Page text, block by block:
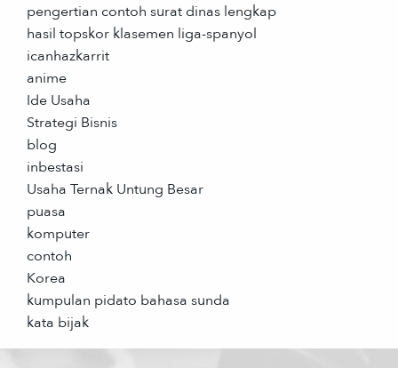
pengertian contoh surat dinas lengkap
hasil topskor klasemen liga-spanyol
icanhazkarrit
anime
Ide Usaha
Strategi Bisnis
blog
inbestasi
Usaha Ternak Untung Besar
puasa
komputer
contoh
Korea
kumpulan pidato bahasa sunda
kata bijak